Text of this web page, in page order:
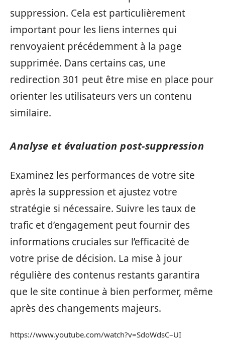
suppression. Cela est particulièrement
important pour les liens internes qui
renvoyaient précédemment à la page
supprimée. Dans certains cas, une
redirection 301 peut être mise en place pour
orienter les utilisateurs vers un contenu
similaire.
Analyse et évaluation post-suppression
Examinez les performances de votre site
après la suppression et ajustez votre
stratégie si nécessaire. Suivre les taux de
trafic et d’engagement peut fournir des
informations cruciales sur l’efficacité de
votre prise de décision. La mise à jour
régulière des contenus restants garantira
que le site continue à bien performer, même
après des changements majeurs.
https://www.youtube.com/watch?v=SdoWdsC–UI